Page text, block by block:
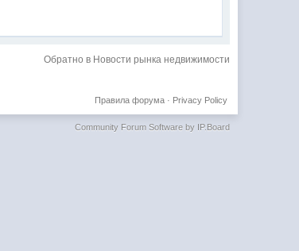
Обратно в Новости рынка недвижимости
Privacy Policy
Правила форума·
Community Forum Software by IP.Board